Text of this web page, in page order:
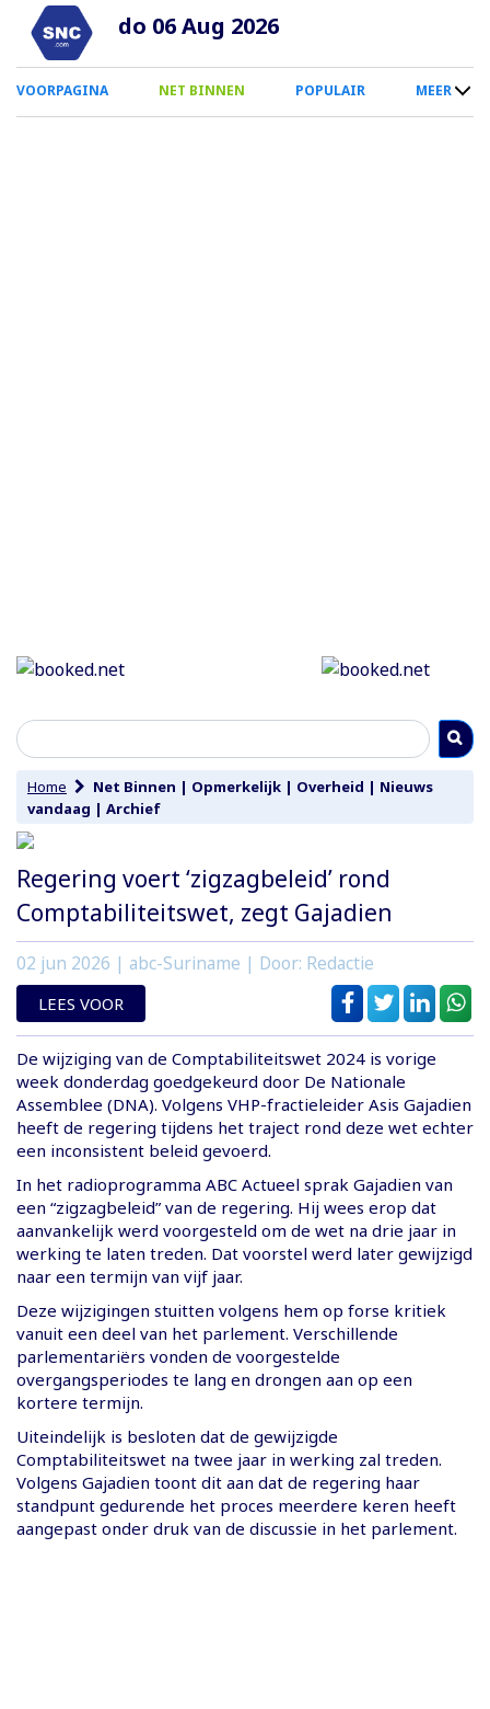
Overslaan
naar
inhoud
do 06 Aug 2026
0
Smartphone
VOORPAGINA NET BINNEN POPULAIR MEER
Home Net Binnen | Opmerkelijk | Overheid | Nieuws
vandaag | Archief
Regering voert ‘zigzagbeleid’ rond
Comptabiliteitswet, zegt Gajadien
02 jun 2026 | abc-Suriname | Door: Redactie
LEES VOOR
De wijziging van de Comptabiliteitswet 2024 is vorige
week donderdag goedgekeurd door De Nationale
Assemblee (DNA). Volgens VHP-fractieleider Asis Gajadien
heeft de regering tijdens het traject rond deze wet echter
een inconsistent beleid gevoerd.
In het radioprogramma ABC Actueel sprak Gajadien van
een “zigzagbeleid” van de regering. Hij wees erop dat
aanvankelijk werd voorgesteld om de wet na drie jaar in
werking te laten treden. Dat voorstel werd later gewijzigd
naar een termijn van vijf jaar.
Deze wijzigingen stuitten volgens hem op forse kritiek
vanuit een deel van het parlement. Verschillende
parlementariërs vonden de voorgestelde
overgangsperiodes te lang en drongen aan op een
kortere termijn.
Uiteindelijk is besloten dat de gewijzigde
Comptabiliteitswet na twee jaar in werking zal treden.
Volgens Gajadien toont dit aan dat de regering haar
standpunt gedurende het proces meerdere keren heeft
aangepast onder druk van de discussie in het parlement.